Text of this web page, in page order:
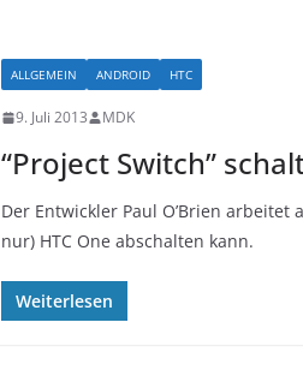
ALLGEMEIN ANDROID HTC
9. Juli 2013 MDK
“Project Switch”
Der Entwickler Paul O’Brien
nur) HTC One abschalten kann.
Weiterlesen